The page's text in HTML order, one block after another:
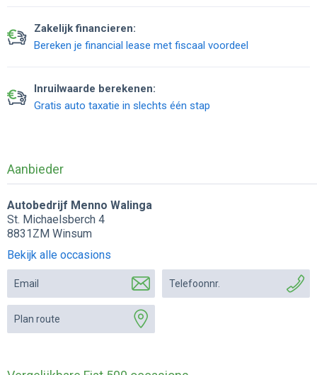
Zakelijk financieren:
Bereken je financial lease met fiscaal voordeel
Inruilwaarde berekenen:
Gratis auto taxatie in slechts één stap
Aanbieder
Autobedrijf Menno Walinga
St. Michaelsberch 4
8831ZM Winsum
Bekijk alle occasions
Email Telefoonnr.
Plan route